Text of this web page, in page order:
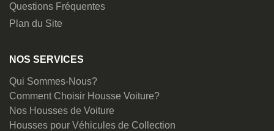
Questions Fréquentes
Plan du Site
NOS SERVICES
Qui Sommes-Nous?
Comment Choisir Housse Voiture?
Nos Housses de Voiture
Housses pour Véhicules de Collection